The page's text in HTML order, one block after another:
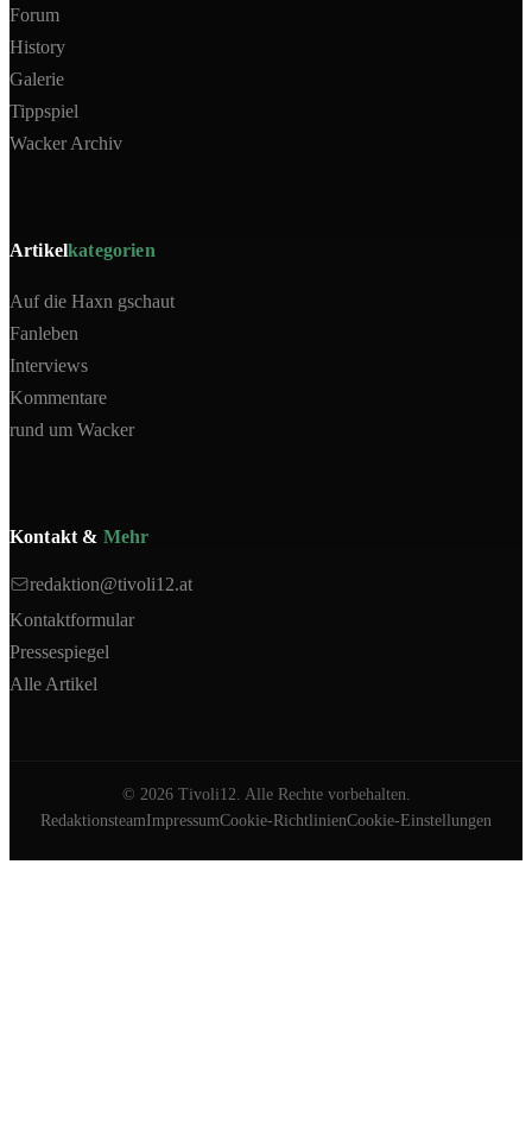
Forum
History
Galerie
Tippspiel
Wacker Archiv
Artikelkategorien
Auf die Haxn gschaut
Fanleben
Interviews
Kommentare
rund um Wacker
Kontakt & Mehr
redaktion@tivoli12.at
Kontaktformular
Pressespiegel
Alle Artikel
© 2026Tivoli12. Alle Rechte vorbehalten.
RedaktionsteamImpressumCookie-RichtlinienCookie-Einstellungen